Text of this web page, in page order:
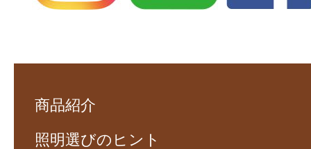
商品紹介
照明選びのヒント